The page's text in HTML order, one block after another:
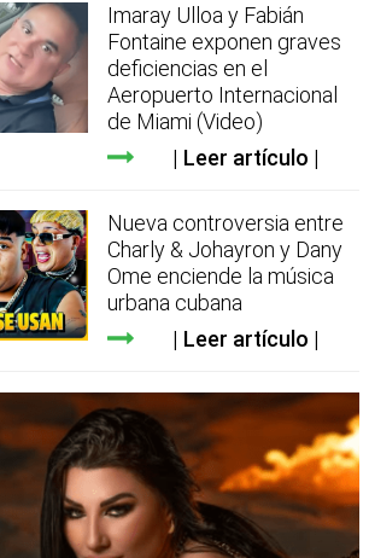
Imaray Ulloa y Fabián
Fontaine exponen graves
deficiencias en el
Aeropuerto Internacional
de Miami (Video)
Leer artículo
Nueva controversia entre
Charly & Johayron y Dany
Ome enciende la música
urbana cubana
Leer artículo